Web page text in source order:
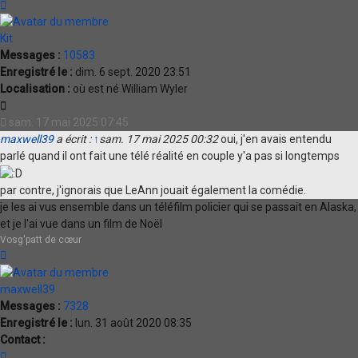
Kit
Messages : 10583
Enregistré le : dim. 6 sept. 2020 23:51
Localisation : où est né William Wyler
sam. 17 mai 2025 07:45
maxwell39a écrit : ↑sam. 17 mai 2025 00:32oui, j'en avais entendu
parlé quand il ont fait une télé réalité en couple y'a pas si longtemps
par contre, j'ignorais que LeAnn jouait également la comédie.
je les ai vus ensemble dans un téléfilm policier qui se passait en Alaska,
et je l'ai vue dans un film de Noël
Vosg'patt de cœur
maxwell39
Messages : 7328
Enregistré le : lun. 31 août 2020 08:35
Contact :